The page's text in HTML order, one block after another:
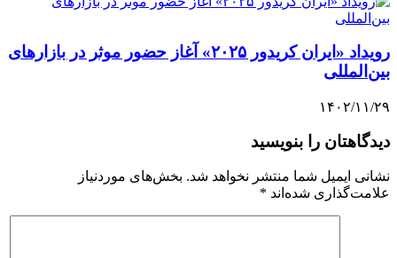
رویداد «ایران کریدور ۲۰۲۵» آغاز حضور موثر در بازارهای
بین‌المللی
۱۴۰۲/۱۱/۲۹
دیدگاهتان را بنویسید
نشانی ایمیل شما منتشر نخواهد شد. بخش‌های موردنیاز
علامت‌گذاری شده‌اند *